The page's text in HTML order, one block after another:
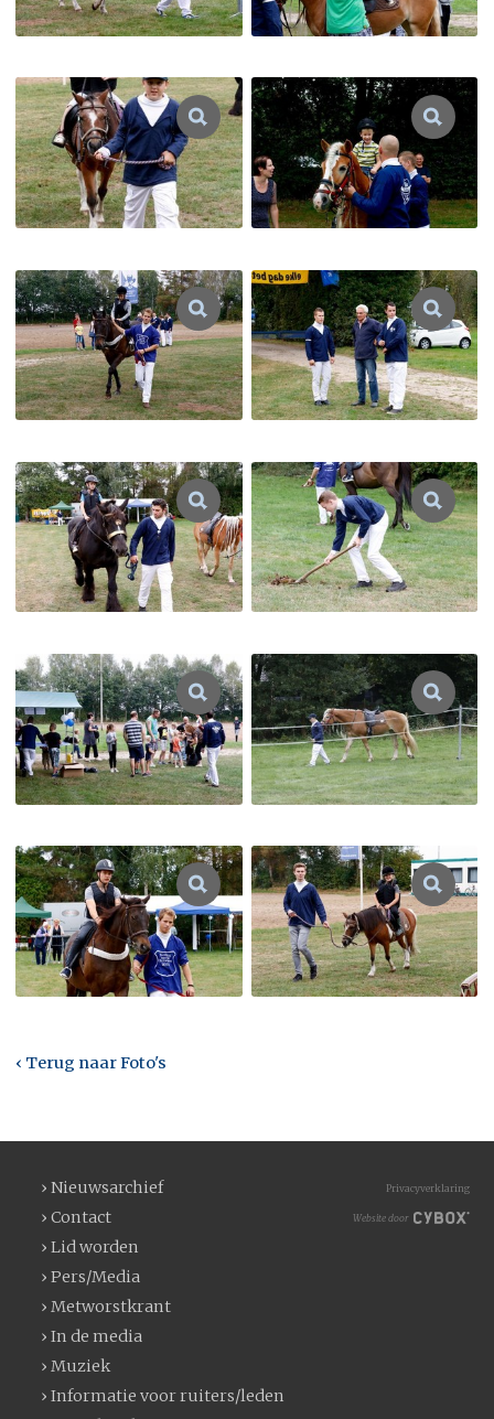
‹ Terug naar Foto's
› Nieuwsarchief
› Contact
› Lid worden
› Pers/Media
› Metworstkrant
› In de media
› Muziek
› Informatie voor ruiters/leden
Privacyverklaring
Website door